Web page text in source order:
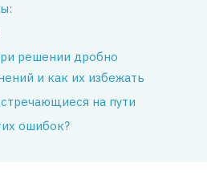
решении дробно
и как их избежать
на пути
ошибок?